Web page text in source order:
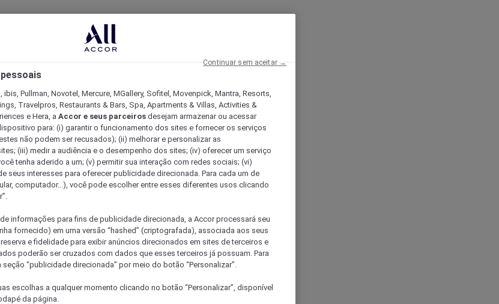
ibis, Pullman, Novotel, Mercure, MGallery, Sofitel, Movenpick, Mantra, Resorts,
Travelpros, Restaurants & Bars, Spa, Apartments & Villas, Activities &
e Hera, a Accor e seus parceiros desejam armazenar ou acessar
para: (i) garantir o funcionamento dos sites e fornecer os serviços
não podem ser recusados); (ii) melhorar e personalizar as
(iii) medir a audiência e o desempenho dos sites; (iv) oferecer um serviço
tenha aderido a um; (v) permitir sua interação com redes sociais; (vi)
seus interesses para oferecer publicidade direcionada. Para cada um de
computador...), você pode escolher entre esses diferentes usos clicando
informações para fins de publicidade direcionada, a Accor processará seu
fornecido) em uma versão “hashed” (criptografada), associada aos seus
e fidelidade para exibir anúncios direcionados em sites de terceiros e
poderão ser cruzados com dados que esses terceiros já possuam. Para
seção “publicidade direcionada” por meio do botão “Personalizar”.
escolhas a qualquer momento clicando no botão “Personalizar”, disponível
da página.
Continuar sem aceitar →